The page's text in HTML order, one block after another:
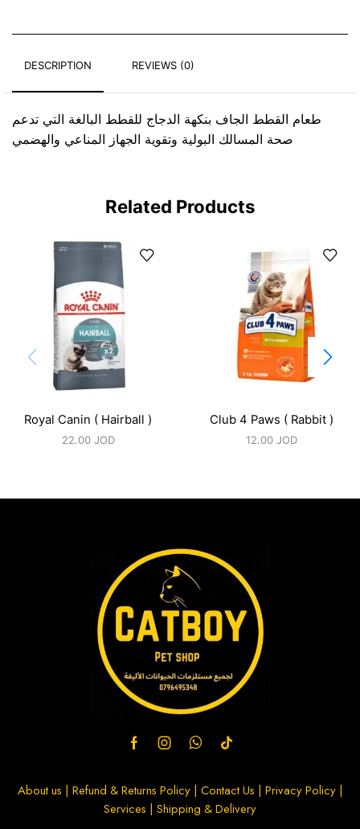
DESCRIPTION REVIEWS (0)
طعام القطط الجاف بنكهة الدجاج للقطط البالغة التي تدعم
صحة المسالك البولية وتقوية الجهاز المناعي والهضمي
Related Products
Royal Canin ( Hairball )
22.00 JOD
Club 4 Paws ( Rabbit )
12.00JOD
About us | Refund & Returns Policy| Contact Us | Privacy Policy|
Services | Shipping & Delivery